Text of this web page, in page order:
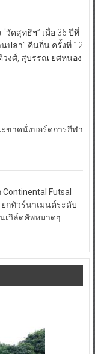
วัดสุทธิฯ” เมื่อ 36 ปีที่
ปลา” คืนถิ่น ครั้งที่ 12
วงศ์, สุบรรณ ยศหนอง
ขาดนั่งบอร์ดการกีฬา
Futsal
กทัวร์นาเมนต์ระดับ
เวิล์ดคัพหมาดๆ